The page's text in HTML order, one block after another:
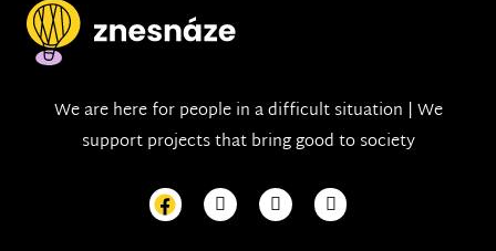
We are here for people in a difficult situation | We
support projects that bring good to society